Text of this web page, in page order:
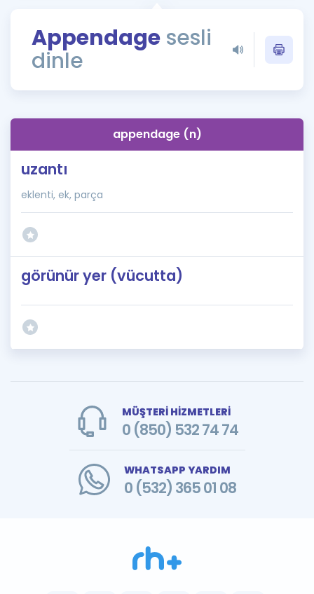
ÖSYM Sınav Takvimi
Kampanyalar
İngilizce Gramer
Appendage sesli
dinle
appendage (n)
uzantı
eklenti, ek, parça
görünür yer (vücutta)
MÜŞTERİ HİZMETLERİ
0 (850) 532 74 74
WHATSAPP YARDIM
0 (532) 365 01 08